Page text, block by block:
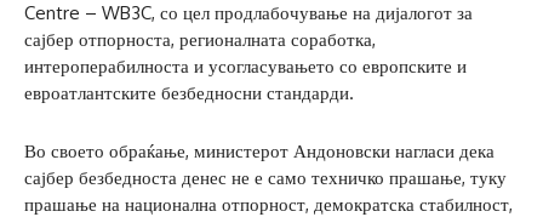
Centre – WB3C, со цел продлабочување на дијалогот за
сајбер отпорноста, регионалната соработка,
интероперабилноста и усогласувањето со европските и
евроатлантските безбедносни стандарди.
Во своето обраќање, министерот Андоновски нагласи дека
сајбер безбедноста денес не е само техничко прашање, туку
прашање на национална отпорност, демократска стабилност,